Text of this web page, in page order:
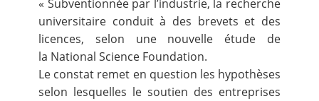
« Subventionnée par l’industrie, la recherche
universitaire conduit à des brevets et des
licences, selon une nouvelle étude de
la National Science Foundation.
Le constat remet en question les hypothèses
selon lesquelles le soutien des entreprises